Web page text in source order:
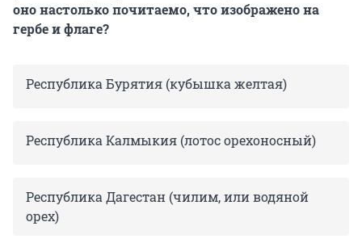
оно настолько почитаемо, что изображено на
гербе и флаге?
Республика Бурятия (кубышка желтая)
Республика Калмыкия (лотос орехоносный)
Республика Дагестан (чилим, или водяной
орех)